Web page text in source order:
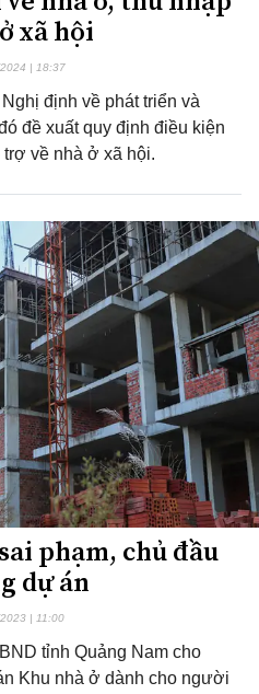
xã hội
| 18:37
định về phát triển và
đề xuất quy định điều kiện
về nhà ở xã hội.
phạm, chủ đầu
dự án
| 11:00
tỉnh Quảng Nam cho
Khu nhà ở dành cho người